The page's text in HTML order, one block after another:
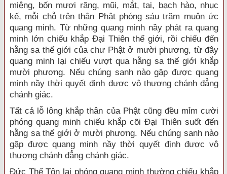
miệng, bốn mươi răng, mũi, mắt, tai, bạch hào, nhục
kế, mỗi chỗ trên thân Phật phóng sáu trăm muôn ức
quang minh. Từ những quang minh nầy phát ra quang
minh lớn chiếu khắp Đại Thiên thế giới, rồi chiếu đến
hằng sa thế giới của chư Phật ở mười phương, từ đây
quang minh lại chiếu vượt qua hằng sa thế giới khắp
mười phương. Nếu chúng sanh nào gặp được quang
minh nầy thời quyết định được vô thượng chánh đẳng
chánh giác.
Tất cả lỗ lông khắp thân của Phật cũng đều mỉm cười
phóng quang minh chiếu khắp cõi Đại Thiên suốt đến
hằng sa thế giới ở mười phương. Nếu chúng sanh nào
gặp được quang minh nầy thời quyết định được vô
thượng chánh đẳng chánh giác.
Đức Thế Tôn lại phóng quang minh thường chiếu khắp